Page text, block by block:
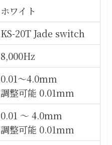
ホワイト
KS-20T Jade switch
8,000Hz
0.01～4.0mm
調整可能 0.01mm
0.01 ～ 4.0mm
調整可能 0.01mm